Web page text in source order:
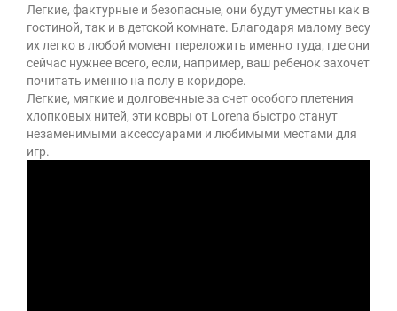
Легкие, фактурные и безопасные, они будут уместны как в
гостиной, так и в детской комнате. Благодаря малому весу
их легко в любой момент переложить именно туда, где они
сейчас нужнее всего, если, например, ваш ребенок захочет
почитать именно на полу в коридоре.
Легкие, мягкие и долговечные за счет особого плетения
хлопковых нитей, эти ковры от Lorena быстро станут
незаменимыми аксессуарами и любимыми местами для
игр.